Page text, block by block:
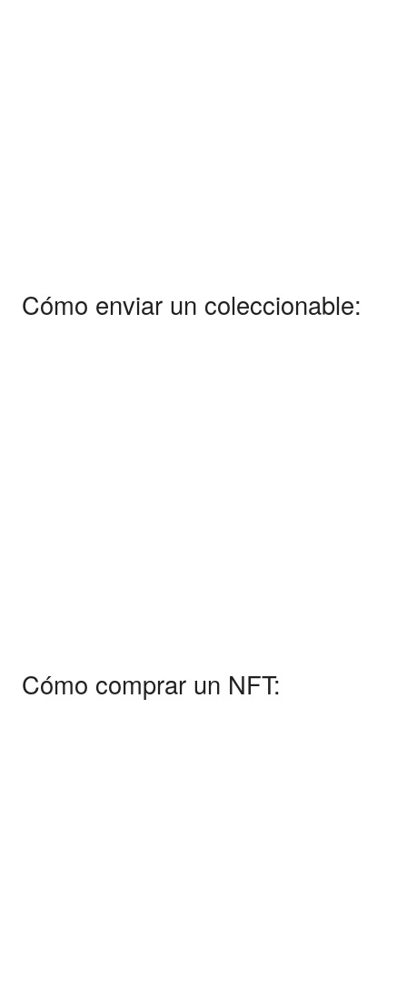
Cómo enviar un coleccionable:
Cómo comprar un NFT: